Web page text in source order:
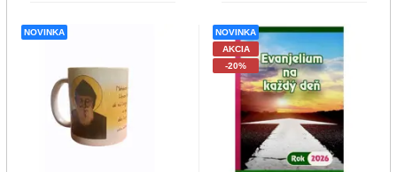
NOVINKA
NOVINKA
AKCIA
-20%